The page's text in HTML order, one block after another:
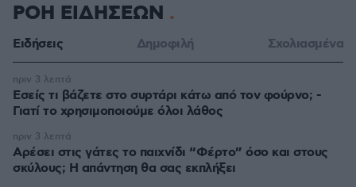
ΡΟΗ ΕΙΔΗΣΕΩΝ
Ειδήσεις Δημοφιλή Σχολιασμένα
Εσείς τι βάζετε στο συρτάρι κάτω από τον φούρνο; -
Γιατί το χρησιμοποιούμε όλοι λάθος
πριν 3 λεπτά
Αρέσει στις γάτες το παιχνίδι “Φέρτο” όσο και στους
σκύλους; Η απάντηση θα σας εκπλήξει
πριν 3 λεπτά